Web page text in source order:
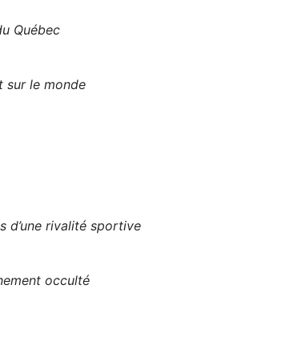
Québec
sur le monde
d’une rivalité sportive
occulté